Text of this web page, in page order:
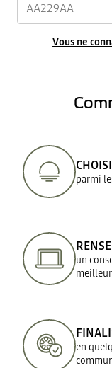
Vous ne
parmi
un
en